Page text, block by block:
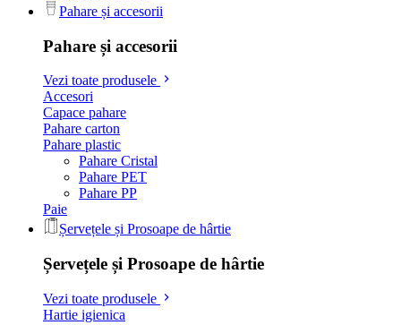
Pahare și accesorii
Pahare și accesorii
Vezi toate produsele
Accesori
Capace pahare
Pahare carton
Pahare plastic
Pahare Cristal
Pahare PET
Pahare PP
Paie
Șervețele și Prosoape de hârtie
Șervețele și Prosoape de hârtie
Vezi toate produsele
Hartie igienica